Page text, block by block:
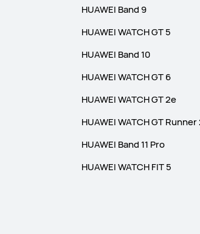
HUAWEI Band 9
HUAWEI WATCH GT 5
HUAWEI Band 10
HUAWEI WATCH GT 6
HUAWEI WATCH GT 2e
HUAWEI WATCH GT Runner
HUAWEI Band 11 Pro
HUAWEI WATCH FIT 5